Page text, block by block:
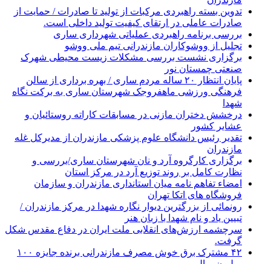
تدوین بسته راهبردی مرکبات از تولید تا صادرات / حمایت از
صادرات عاملی در ارتقای کیفیت تولید داخلی است.
بررسی برنامه راهبردی عملیاتی شهرداری ساری
تجلیل از ووشوکاران مازندرانی تیم ملی ووشو
برگزاری نشست بررسی مشکلات زیست محیطی شهرک
صنعتی چمستان نور
پایان انتظار ۲۰ ساله مردم ساری / بهره برداری از سالن
فرهنگی ورزشی ماهفروجک شهرستان ساری به برکت نگاه
شهدا
درخشش دختران مازنی در مسابقات کاراته روستائیان و
عشایر کشور
تقدیر رئیس دانشگاه علوم پزشکی مازندران از مدیرکل غله
مازندران
برگزاری کارگروه آرد و نان شهرستان ساری/بررسی و
نظارت کامل بر روند توزیع آرد در مرکز استان
امضاء تفاهم نامه میان استانداری مازندران و سازمان
فروشگاه های اتکا تهران
رونمائی از بزرگترین دیوار نگاره شهدا در مرکز مازندران /
تبیین یاد و نام شهدا با زبان هنر
سرچشمه ارزش‌های انقلابی ملت ایران در دفاع مقدس شکل
گرفت.
۴۲ مشترک برق خوش مصرف مازندرانی برنده جایزه ۱۰۰